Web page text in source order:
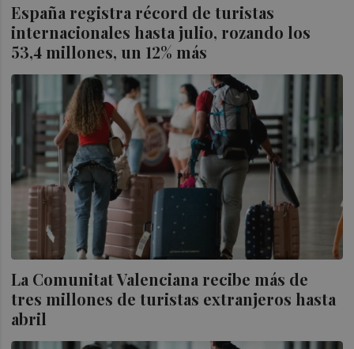
España registra récord de turistas
internacionales hasta julio, rozando los
53,4 millones, un 12% más
La Comunitat Valenciana recibe más de
tres millones de turistas extranjeros hasta
abril